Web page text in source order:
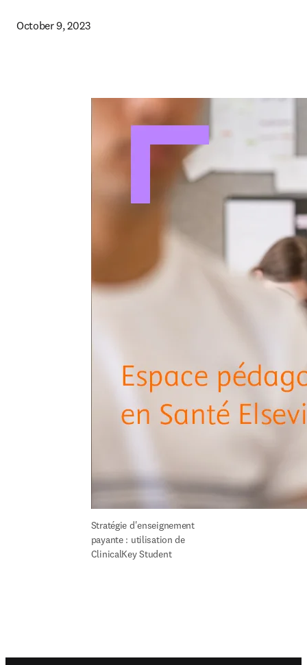
October 9, 2023
Stratégie d'enseignement
payante : utilisation de
ClinicalKey Student